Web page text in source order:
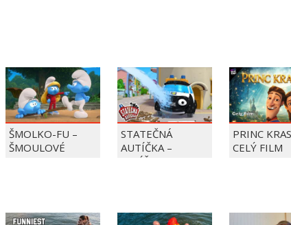
ŠMOLKO-FU –
ŠMOULOVÉ
STATEČNÁ
AUTÍČKA –
BALÍČEK PIERRE
PRINC
CELÝ FILM